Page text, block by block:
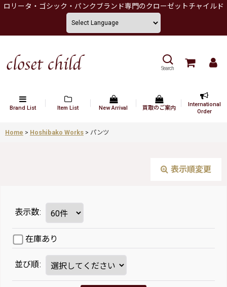
ロリータ・ゴシック・パンクブランド専門のクローゼットチャイルド
Search
Brand List Item List New Arrival 買取のご案内
International
Order
Home > Hoshibako Works > パンツ
表示順変更
表示数:
在庫あり
並び順: